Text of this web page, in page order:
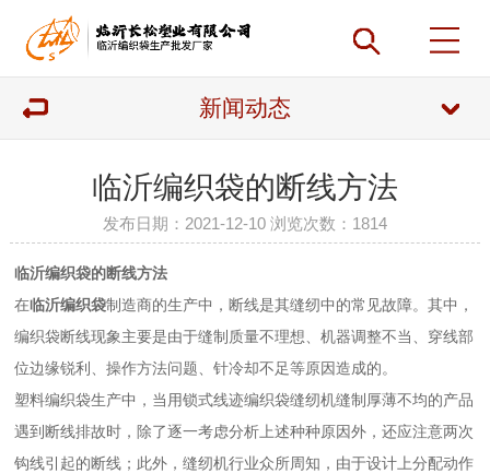
新闻动态
临沂编织袋的断线方法
发布日期：2021-12-10 浏览次数： 1814
临沂编织袋的断线方法
在临沂编织袋制造商的生产中，断线是其缝纫中的常见故障。其中，
编织袋断线现象主要是由于缝制质量不理想、机器调整不当、穿线部
位边缘锐利、操作方法问题、针冷却不足等原因造成的。
塑料编织袋生产中，当用锁式线迹编织袋缝纫机缝制厚薄不均的产品
遇到断线排故时，除了逐一考虑分析上述种种原因外，还应注意两次
钩线引起的断线；此外，缝纫机行业众所周知，由于设计上分配动作